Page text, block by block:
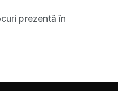
prezentă în